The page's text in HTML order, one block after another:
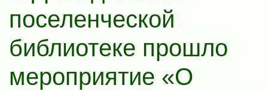
поселенческой
библиотеке прошло
мероприятие «О